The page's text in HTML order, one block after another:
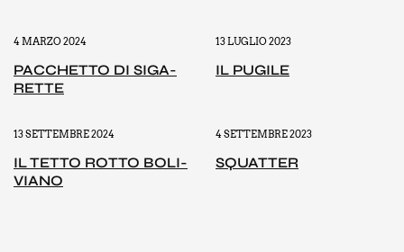
4 MARZO 2024
PAC­CHET­TO DI SIGA­
RET­TE
13 LUGLIO 2023
IL PUGI­LE
13 SETTEMBRE 2024
IL TET­TO ROT­TO BOLI­
VIA­NO
4 SETTEMBRE 2023
SQUAT­TER